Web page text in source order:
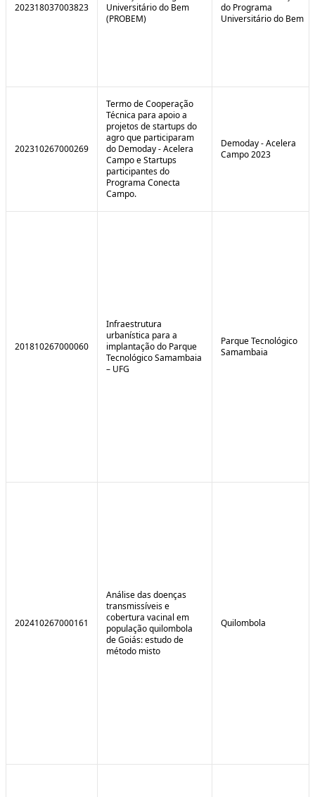
202318037003823
Universitário do Bem
(PROBEM)
do Programa
Universitário do Bem
202310267000269
Termo de Cooperação
Técnica para apoio a
projetos de startups do
agro que participaram
do Demoday - Acelera
Campo e Startups
participantes do
Programa Conecta
Campo.
Demoday - Acelera
Campo 2023
201810267000060
Infraestrutura
urbanística para a
implantação do Parque
Tecnológico Samambaia
– UFG
Parque Tecnológico
Samambaia
202410267000161
Análise das doenças
transmissíveis e
cobertura vacinal em
população quilombola
de Goiás: estudo de
método misto
Quilombola